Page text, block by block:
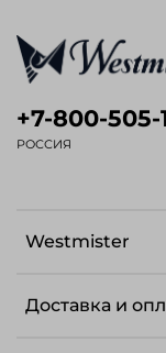
Westmister
Доставка и
+7-800-505-
РОССИЯ